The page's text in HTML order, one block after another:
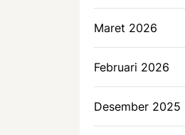
Maret 2026
Februari 2026
Desember 2025